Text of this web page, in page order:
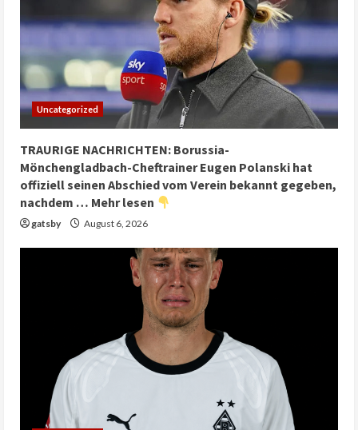
Uncategorized
TRAURIGE NACHRICHTEN: Borussia-
Mönchengladbach-Cheftrainer Eugen Polanski hat
offiziell seinen Abschied vom Verein bekannt gegeben,
nachdem … Mehr lesen
gatsby August 6, 2026